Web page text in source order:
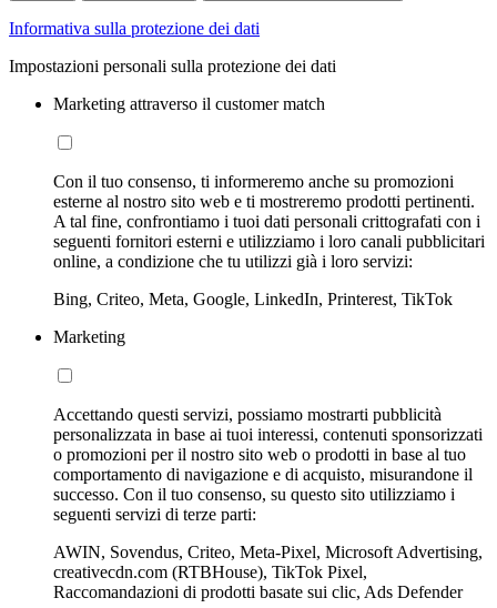
Informativa sulla protezione dei dati
Impostazioni personali sulla protezione dei dati
Marketing attraverso il customer match
Con il tuo consenso, ti informeremo anche su promozioni
esterne al nostro sito web e ti mostreremo prodotti pertinenti.
A tal fine, confrontiamo i tuoi dati personali crittografati con i
seguenti fornitori esterni e utilizziamo i loro canali pubblicitari
online, a condizione che tu utilizzi già i loro servizi:
Bing, Criteo, Meta, Google, LinkedIn, Printerest, TikTok
Marketing
Accettando questi servizi, possiamo mostrarti pubblicità
personalizzata in base ai tuoi interessi, contenuti sponsorizzati
o promozioni per il nostro sito web o prodotti in base al tuo
comportamento di navigazione e di acquisto, misurandone il
successo. Con il tuo consenso, su questo sito utilizziamo i
seguenti servizi di terze parti:
AWIN, Sovendus, Criteo, Meta-Pixel, Microsoft Advertising,
creativecdn.com (RTBHouse), TikTok Pixel,
Raccomandazioni di prodotti basate sui clic, Ads Defender